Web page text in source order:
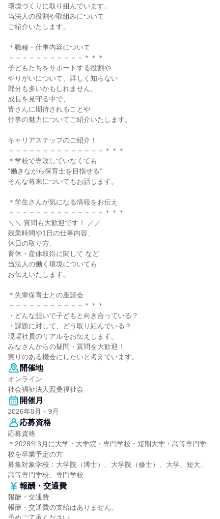
環境づくりに取り組んでいます。
当法人の役割や取組みについて
ご紹介いたします。
＊職種・仕事内容について
－－－－－－－－－－－＊＊＊
子どもたちをサポートする役割や
やりがいについて、詳しく知らない
部分も多いかもしれません。
成長を見守る中で、
皆さんに期待されることや
仕事の魅力についてご紹介いたします。
キャリアステップのご紹介！
－－－－－－－－－－－－－－＊＊＊
＊学校で専攻していなくても
”働きながら保育士を目指せる”
そんな将来についてもお話します。
＊学生さんが気になる情報をお伝え
－－－－－－－－－－－－－－＊＊＊
＼＼ 質問も大歓迎です！ ／／
残業時間や1日の仕事内容、
休日の取り方、
育休・産休取得に関して など
当法人の働く環境についても
お伝えいたします。
＊先輩保育士との座談会
－－－－－－－－－－－＊＊＊
・どんな想いで子どもと向き合っている？
・課題に対して、どう取り組んでいる？
現場社員のリアルをお伝えします。
みなさんからの疑問・質問を大歓迎！
実りのある機会にしたいと考えています。
開催地
オンライン
社会福祉法人照桑福祉会
開催月
2026年8月・9月
応募資格
応募資格
＊2028年3月に大学・大学院・専門学校・短期大学・高等専門学
校を卒業予定の方
募集対象学校：大学院（博士）、大学院（修士）、大学、短大、
高等専門学校、専門学校
報酬・交通費
報酬・交通費
報酬・交通費の支給はありません。